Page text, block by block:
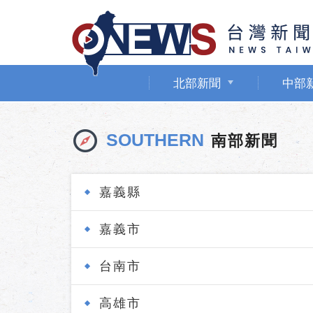
北部新聞 中部
SOUTHERN 南部新聞
嘉義縣
嘉義市
台南市
高雄市